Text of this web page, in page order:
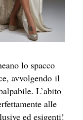
lo spacco
avvolgendo il
L’abito
alle
ed esigenti!